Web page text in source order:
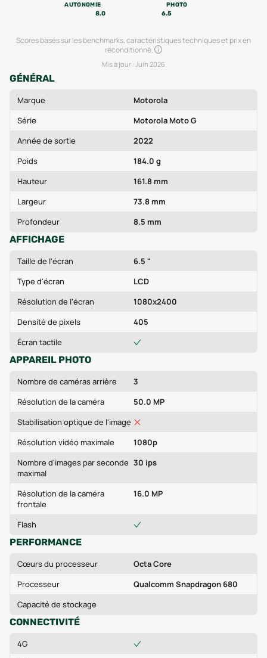
PHOTO
6.5
AUTONOMIE
8.0
Scores basés sur les benchmarks, caractéristiques techniques et prix en
reconditionné.
Mis à jour : Juin 2026
GÉNÉRAL
Marque
Motorola
Série
Motorola Moto G
Année de sortie
2022
Poids
184.0 g
Hauteur
161.8 mm
Largeur
73.8 mm
Profondeur
8.5 mm
AFFICHAGE
Taille de l'écran
6.5 "
Type d'écran
LCD
Résolution de l'écran
1080x2400
Densité de pixels
405
Écran tactile
APPAREIL PHOTO
Nombre de caméras arrière
3
Résolution de la caméra
50.0 MP
Stabilisation optique de l'image
Résolution vidéo maximale
1080p
Nombre d'images par seconde
maximal
30 ips
Résolution de la caméra
frontale
16.0 MP
Flash
PERFORMANCE
Cœurs du processeur
Octa Core
Processeur
Qualcomm Snapdragon 680
Capacité de stockage
CONNECTIVITÉ
4G